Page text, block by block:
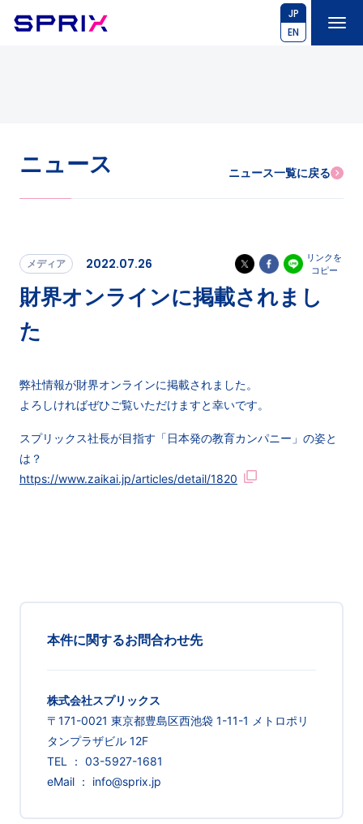
JP
EN
ニュース ニュース一覧に戻る
メディア 2022.07.26
リンクを
コピー
財界オンラインに掲載されまし
た
弊社情報が財界オンラインに掲載されました。
よろしければぜひご覧いただけますと幸いです。
スプリックス社長が目指す「日本発の教育カンパニー」の姿と
は？
https://www.zaikai.jp/articles/detail/1820
本件に関するお問合わせ先
株式会社スプリックス
〒171-0021 東京都豊島区西池袋 1-11-1 メトロポリ
タンプラザビル 12F
TEL ： 03-5927-1681
eMail ： info@sprix.jp